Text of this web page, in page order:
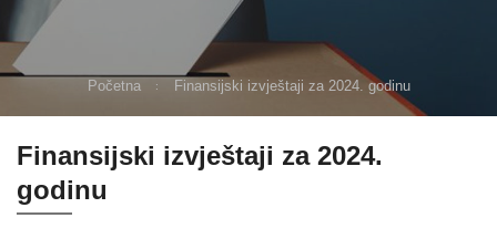
Početna Finansijski izvještaji za 2024. godinu
Finansijski izvještaji za 2024.
godinu